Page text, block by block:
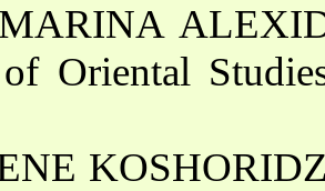
ALEXIDZE
Oriental
KOSHORIDZE